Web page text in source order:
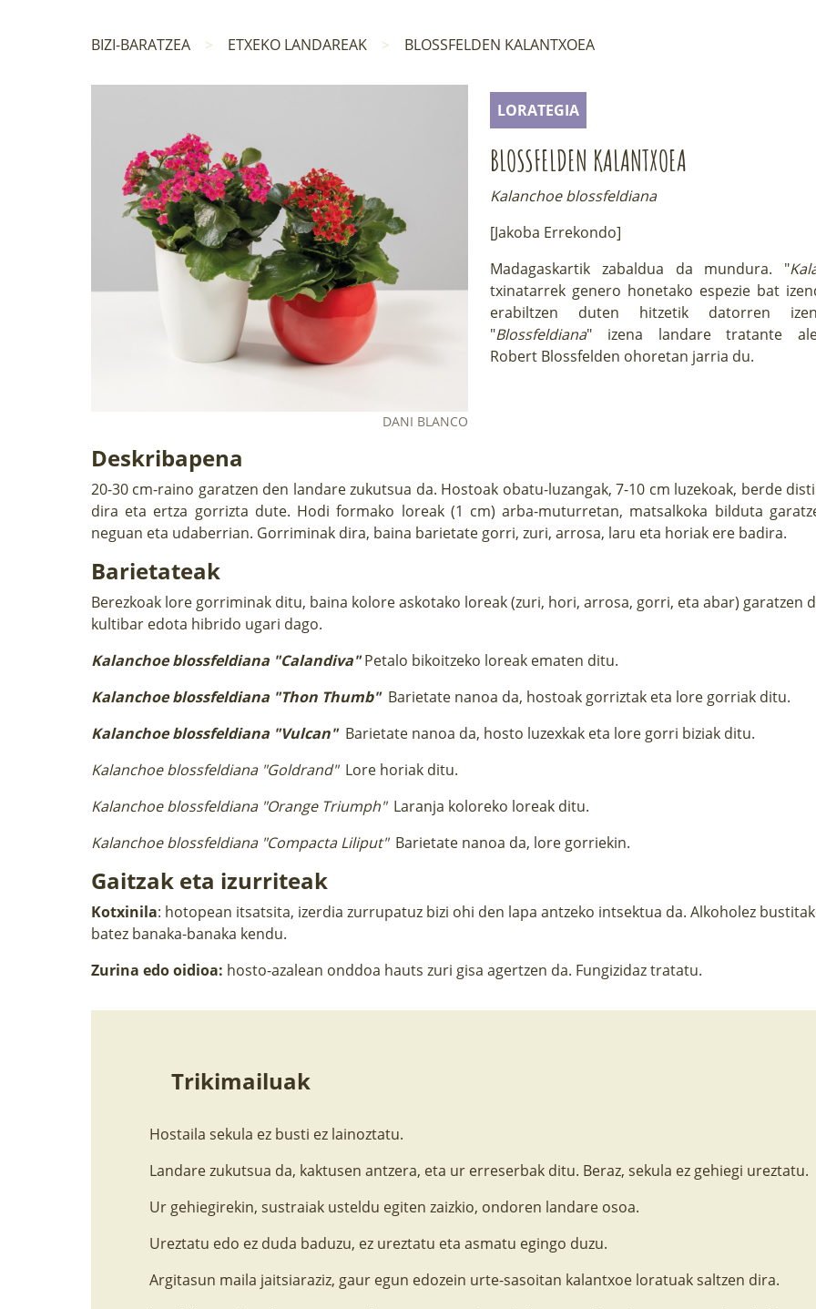
BIZI-BARATZEA ETXEKO LANDAREAK BLOSSFELDEN KALANTXOEA
DANI BLANCO
LORATEGIA
BLOSSFELDEN KALANTXOEA
Kalanchoe blossfeldiana
[Jakoba Errekondo]
Madagaskartik zabaldua da mundura. "
txinatarrek genero honetako espezie bat
erabiltzen duten hitzetik datorren
"Blossfeldiana" izena landare tratante
Robert Blossfelden ohoretan jarria du.
Deskribapena
20-30 cm-raino garatzen den landare zukutsua da. Hostoak obatu-luzangak, 7-10 cm luzekoak, berde
dira eta ertza gorrizta dute. Hodi formako loreak (1 cm) arba-muturretan, matsalkoka bilduta
neguan eta udaberrian. Gorriminak dira, baina barietate gorri, zuri, arrosa, laru eta horiak ere badira.
Barietateak
Berezkoak lore gorriminak ditu, baina kolore askotako loreak (zuri, hori, arrosa, gorri, eta abar) garatzen
kultibar edota hibrido ugari dago.
Kalanchoe blossfeldiana "Calandiva"Petalo bikoitzeko loreak ematen ditu.
Kalanchoe blossfeldiana "Thon Thumb" Barietate nanoa da, hostoak gorriztak eta lore gorriak ditu.
Kalanchoe blossfeldiana "Vulcan" Barietate nanoa da, hosto luzexkak eta lore gorri biziak ditu.
Kalanchoe blossfeldiana "Goldrand" Lore horiak ditu.
Kalanchoe blossfeldiana "Orange Triumph" Laranja koloreko loreak ditu.
Kalanchoe blossfeldiana "Compacta Liliput" Barietate nanoa da, lore gorriekin.
Gaitzak eta izurriteak
Kotxinila: hotopean itsatsita, izerdia zurrupatuz bizi ohi den lapa antzeko intsektua da. Alkoholez
batez banaka-banaka kendu.
Zurina edo oidioa: hosto-azalean onddoa hauts zuri gisa agertzen da. Fungizidaz tratatu.
Trikimailuak
Hostaila sekula ez busti ez lainoztatu.
Landare zukutsua da, kaktusen antzera, eta ur erreserbak ditu. Beraz, sekula ez gehiegi ureztatu.
Ur gehiegirekin, sustraiak usteldu egiten zaizkio, ondoren landare osoa.
Ureztatu edo ez duda baduzu, ez ureztatu eta asmatu egingo duzu.
Argitasun maila jaitsiaraziz, gaur egun edozein urte-sasoitan kalantxoe loratuak saltzen dira.